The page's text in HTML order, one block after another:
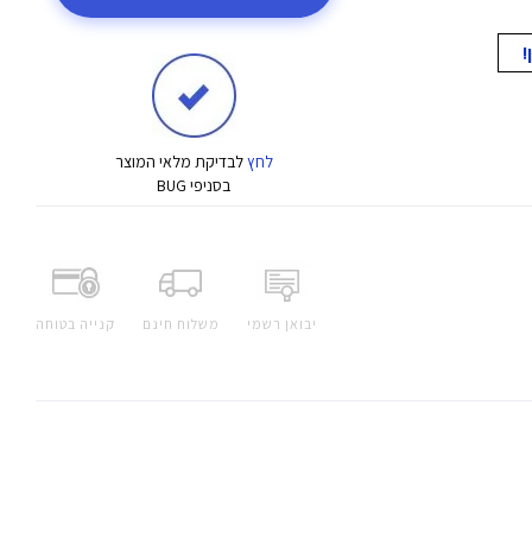
לחץלבדיקת מלאי המוצר
בסניפי BUG
יבואן רשמי משלוח חינם קנייה בטוחה